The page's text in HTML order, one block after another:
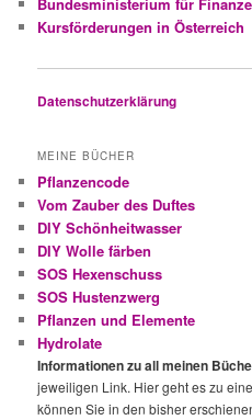
Bundesministerium für
Kursförderungen in Österreich
Datenschutzerklärung
MEINE BÜCHER
Pflanzencode
Vom Zauber des Duftes
DIY Schönheitwasser
DIY Wolle färben
SOS Hexenschuss
SOS Hustenzwerg
Pflanzen und Elemente
Hydrolate
Informationen zu all meinen
jeweiligen Link. Hier geht es zu
können Sie in den bisher